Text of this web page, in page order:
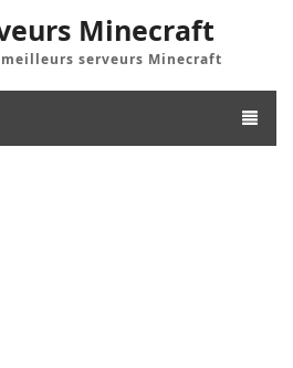
Minecraft
meilleurs serveurs Minecraft